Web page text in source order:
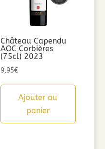
Château Capendu
AOC Corbières
(75cl) 2023
9,95€
Ajouter au
panier